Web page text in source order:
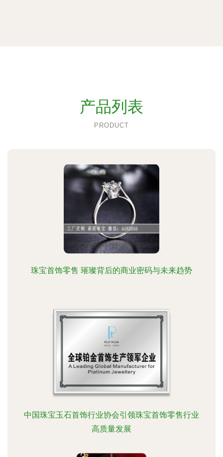
产品列表
PRODUCT
珠宝首饰零售 璀璨背后的商业密码与未来趋势
中国珠宝玉石首饰行业协会引领珠宝首饰零售行业
高质量发展